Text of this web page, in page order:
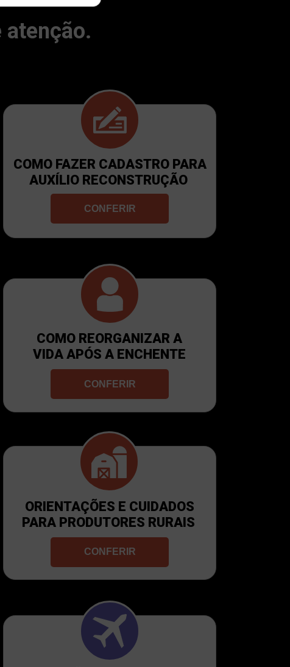
atenção.
COMO REORGANIZAR A
VIDA APÓS A ENCHENTE
CONFERIR
COMO FAZER CADASTRO PARA
AUXÍLIO RECONSTRUÇÃO
CONFERIR
ORIENTAÇÕES E CUIDADOS
PARA PRODUTORES RURAIS
CONFERIR